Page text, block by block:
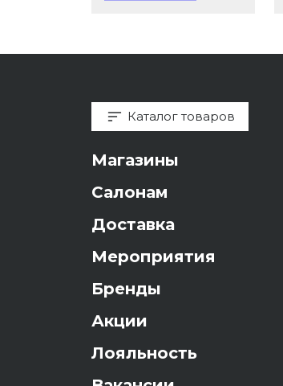
Каталог товаров
Магазины
Салонам
Доставка
Мероприятия
Бренды
Акции
Лояльность